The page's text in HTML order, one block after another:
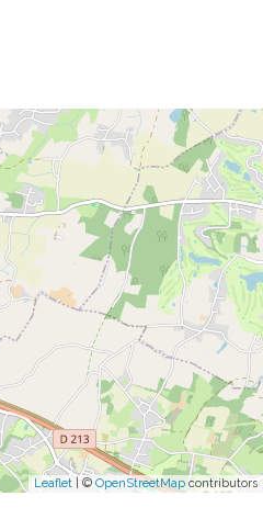
Leaflet | © OpenStreetMap contributors